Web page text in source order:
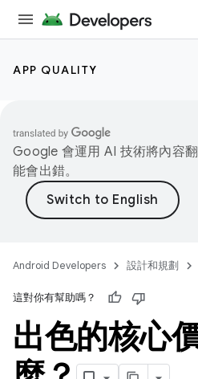
APP QUALITY
Google 會運用 AI 技術將內容
能會出錯。
Android Developers 設計和規劃
這對你有幫助嗎？
出色的核心